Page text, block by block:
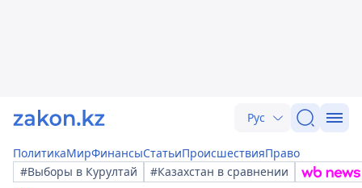
Рус
ПолитикаМирФинансыСтатьиПроисшествияПраво
#Выборы в Курултай
#Казахстан в сравнении